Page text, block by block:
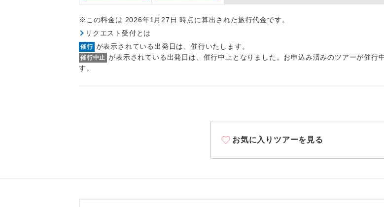
※この料金は 2026年1月27日 時点に算出された旅行代金です。
リクエスト受付とは
催行 が表示されている出発日は、催行いたします。
催行中止 が表示されている出発日は、催行中止となりました。お申込み済みのツアーが催行
す。
お気に入りツアーを見る
1名様催行 1名様から出発可能な個人型プ
2名様催行
1名様1室同代金 1名様1室利用でも追加料金が
女性限定でご参加いただけるコ
年齢制限あり ご参加にあたり年齢に制限が
利用航空会社が指定なので、